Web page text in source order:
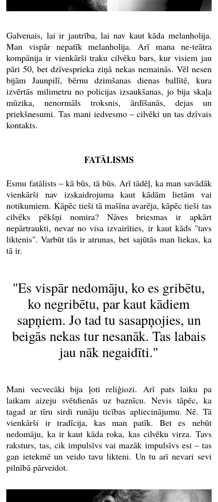
Galvenais, lai ir jautrība, lai nav kaut kāda melanholija.
Man vispār nepatīk melanholija. Arī mana ne-teātra
kompānija ir vienkārši traku cilvēku bars, kur visiem jau
pāri 50, bet dzīvesprieka ziņā nekas nemainās. Vēl nesen
bijām Jaunpilī, bērnu dzimšanas dienas ballītē, kura
izvērtās milimetru no policijas izsaukšanas, jo bija skaļa
mūzika, nenormāls troksnis, ārdīšanās, dejas un
priekšnesumi. Tas mani iedvesmo – cilvēki un tas dzīvais
kontakts.
FATĀLISMS
Esmu fatālists – kā būs, tā būs. Arī tādēļ, ka man savādāk
vienkārši nav izskaidrojuma kaut kādām lietām vai
notikumiem. Kāpēc tieši tā mašīna avarēja, kāpēc tieši tas
cilvēks pēkšņi nomira? Nāves briesmas ir apkārt
nepārtraukti, nevar no visa izvairīties, ir kaut kāds "tavs
liktenis". Varbūt tās ir atrunas, bet sajūtās man liekas, ka
tā ir.
"Es vispār nedomāju, ko es gribētu,
ko negribētu, par kaut kādiem
sapņiem. Jo tad tu sasapņojies, un
beigās nekas tur nesanāk. Tas labais
jau nāk negaidīti."
Mani vecvecāki bija ļoti reliģiozi. Arī pats laiku pa
laikam aizeju svētdienās uz baznīcu. Nevis tāpēc, ka
tagad ar tīru sirdi runāju ticības apliecinājumu. Nē. Tā
vienkārši ir tradīcija, kas man patīk. Bet es nebūt
nedomāju, ka ir kaut kāda roka, kas cilvēku virza. Tavs
raksturs, tas, cik impulsīvs vai mazāk impulsīvs esi – tas
gan ietekmē un veido tavu likteni. Un tu arī nevari sevi
pilnībā pārveidot.